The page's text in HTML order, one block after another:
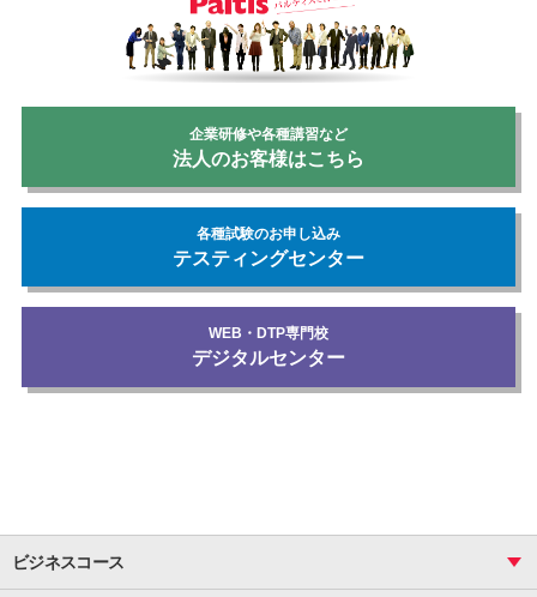
企業研修や各種講習など
法人のお客様はこちら
各種試験のお申し込み
テスティングセンター
WEB・DTP専門校
デジタルセンター
ビジネスコース